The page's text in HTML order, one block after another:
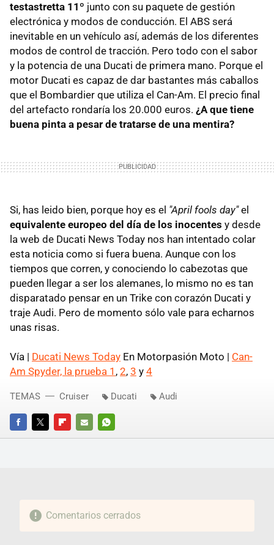
testastretta 11º junto con su paquete de gestión
electrónica y modos de conducción. El ABS será
inevitable en un vehículo así, además de los diferentes
modos de control de tracción. Pero todo con el sabor
y la potencia de una Ducati de primera mano. Porque el
motor Ducati es capaz de dar bastantes más caballos
que el Bombardier que utiliza el Can-Am. El precio final
del artefacto rondaría los 20.000 euros. ¿A que tiene
buena pinta a pesar de tratarse de una mentira?
Si, has leido bien, porque hoy es el "April fools day"el
equivalente europeo del día de los inocentes y desde
la web de Ducati News Today nos han intentado colar
esta noticia como si fuera buena. Aunque con los
tiempos que corren, y conociendo lo cabezotas que
pueden llegar a ser los alemanes, lo mismo no es tan
disparatado pensar en un Trike con corazón Ducati y
traje Audi. Pero de momento sólo vale para echarnos
unas risas.
Vía | Ducati News Today En Motorpasión Moto | Can-
Am Spyder, la prueba 1 , 2, 3 y 4
FACEBOOKTWITTERFLIPBOARD
E-
WHATSAPP
TEMAS Cruiser Ducati Audi
Comentarios cerrados